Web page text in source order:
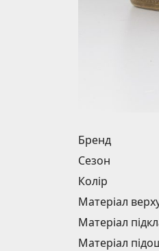
Бренд
Сезон
Колір
Матеріал
Матеріал
Матеріал